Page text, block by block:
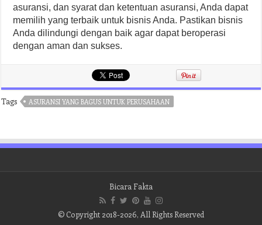
asuransi, dan syarat dan ketentuan asuransi, Anda dapat
memilih yang terbaik untuk bisnis Anda. Pastikan bisnis
Anda dilindungi dengan baik agar dapat beroperasi
dengan aman dan sukses.
Tags ASURANSI YANG BAGUS UNTUK PERUSAHAAN
Bicara Fakta
© Copyright 2018-2026, All Rights Reserved